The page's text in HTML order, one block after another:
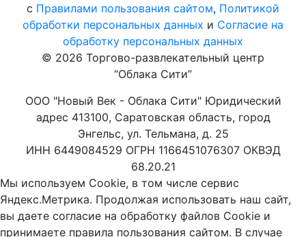
© 2026 Торгово-развлекательный центр
“Облака Сити”
с Правилами пользования сайтом, Политикой
обработки персональных данных и Согласие на
обработку персональных данных
ООО "Новый Век - Облака Сити" Юридический
адрес 413100, Саратовская область, город
Энгельс, ул. Тельмана, д. 25
ИНН 6449084529 ОГРН 1166451076307 ОКВЭД
68.20.21
Мы используем Cookie, в том числе сервис
Яндекс.Метрика. Продолжая использовать наш сайт,
вы даете согласие на обработку файлов Cookie и
принимаете правила пользования сайтом. В случае